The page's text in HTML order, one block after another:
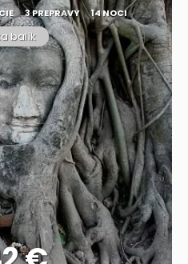
3 PREPRAVY 14 NOCI
balík